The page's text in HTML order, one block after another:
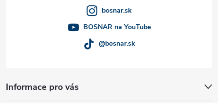
Informace pro vás
bosnar.sk
BOSNAR na YouTube
@bosnar.sk